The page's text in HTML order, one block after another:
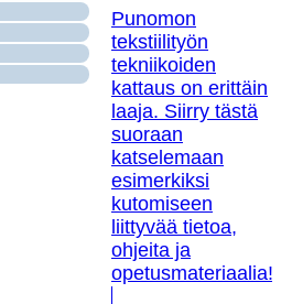
Punomon
tekstiilityön
tekniikoiden
kattaus on erittäin
laaja. Siirry tästä
suoraan
katselemaan
esimerkiksi
kutomiseen
liittyvää tietoa,
ohjeita ja
opetusmateriaalia!